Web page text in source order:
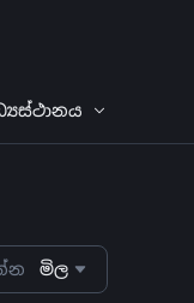
මිල